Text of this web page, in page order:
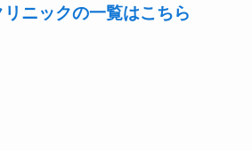
ニックの一覧はこちら